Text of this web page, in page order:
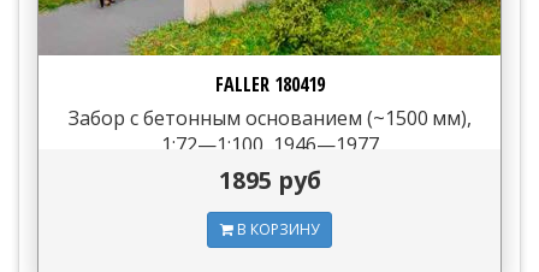
FALLER 180419
Забор с бетонным основанием (~1500 мм),
1:72—1:100, 1946—1977
1895 руб
В КОРЗИНУ